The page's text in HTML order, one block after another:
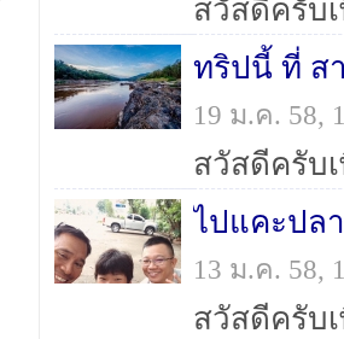
ทริปนี้ ที่ ส
19 ม.ค. 58,
ไปแคะปล
13 ม.ค. 58,